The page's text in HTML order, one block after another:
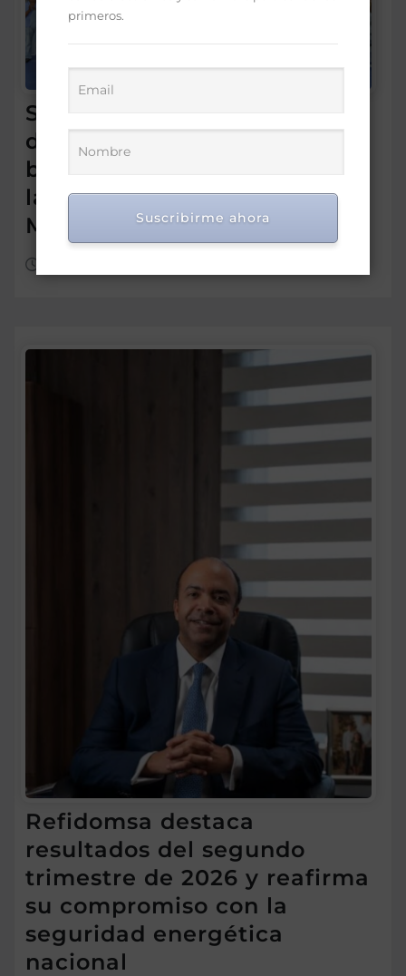
Supérate promueve el
diálogo con familias
beneficiarias para fortalecer
la protección social en Hato
Mayor
Refidomsa destaca
resultados del segundo
trimestre de 2026 y reafirma
su compromiso con la
seguridad energética
nacional
primeros.
Suscribirme ahora